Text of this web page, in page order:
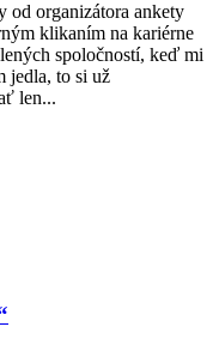
od organizátora ankety
klikaním na kariérne
spoločností, keď mi
jedla, to si už
len...